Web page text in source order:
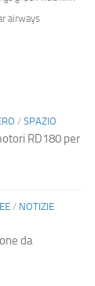
airways
/ SPAZIO
RD180 per
/ NOTIZIE
da